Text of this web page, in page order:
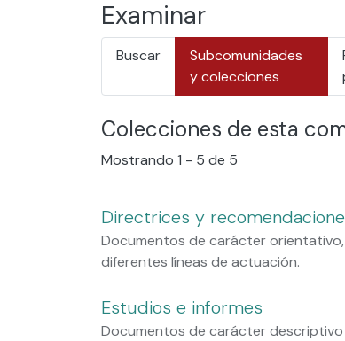
Examinar
Buscar
Subcomunidades
y colecciones
Colecciones de esta
Mostrando 1 - 5 de 5
Directrices y
Documentos de carácter
diferentes líneas de actuación.
Estudios e informes
Documentos de carácter descriptivo